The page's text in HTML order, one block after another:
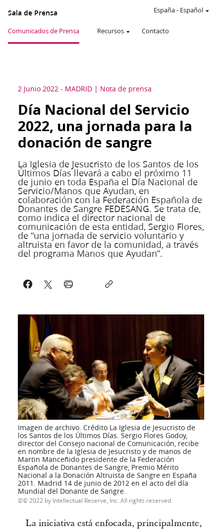
Sala de Prensa
Comunicados de Prensa Recursos Contacto
España- Español
2 Junio 2022 - MADRID Nota de prensa
Día Nacional del Servicio
2022, una jornada para la
donación de sangre
La Iglesia de Jesucristo de los Santos de los
Últimos Días llevará a cabo el próximo 11
de junio en toda España el Día Nacional de
Servicio/Manos que Ayudan, en
colaboración con la Federación Española de
Donantes de Sangre FEDESANG. Se trata de,
como indica el director nacional de
comunicación de esta entidad, Sergio Flores,
de “una jornada de servicio voluntario y
altruista en favor de la comunidad, a través
del programa Manos que Ayudan”.
Imagen de archivo. Crédito La Iglesia de Jesucristo de
los Santos de los Últimos Días. Sergio Flores Godoy,
director del Consejo nacional de Comunicación, recibe
en nombre de la Iglesia de Jesucristo y de manos de
Martin Manceñido presidente de la Federación
Española de Donantes de Sangre, Premio Mérito
Nacional a la Donación Altruista de Sangre en España
2011. Madrid 14 de junio de 2012 en el acto del día
Mundial del Donante de Sangre.
© 2022 by Intellectual Reserve, Inc. All rights reserved.
La iniciativa está enfocada, principalmente,